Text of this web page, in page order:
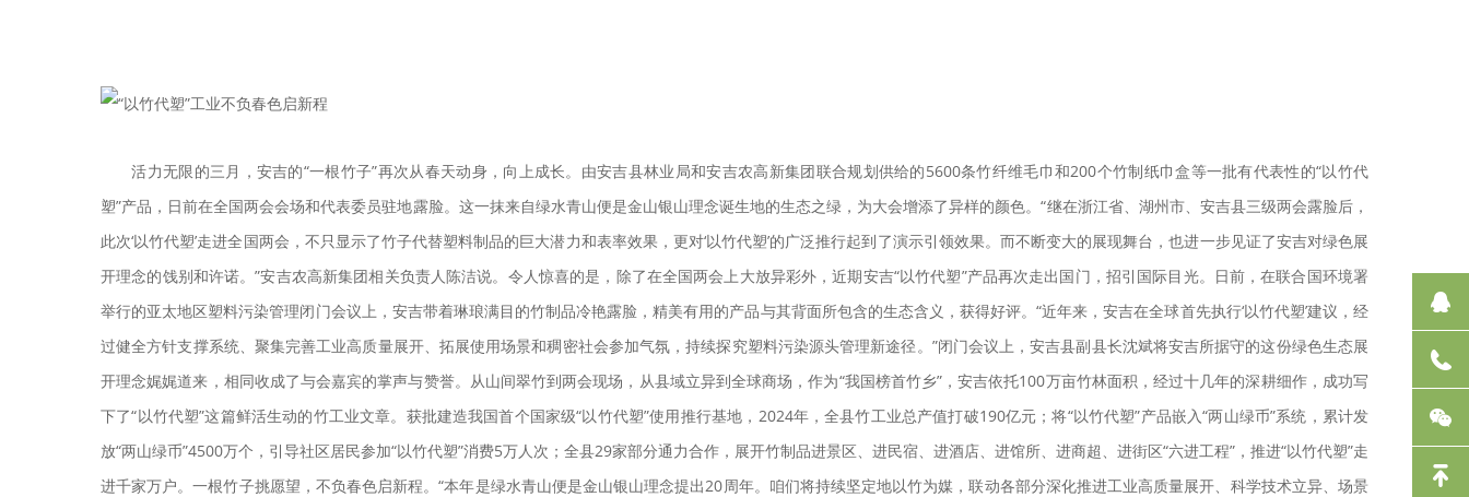
活力无限的三月，安吉的“一根竹子”再次从春天动身，向上成长。由安吉县林业局和安吉农高新集团联合规划供给的5600条竹纤维毛巾和200个竹制纸巾盒等一批有代表性的“以竹代
塑”产品，日前在全国两会会场和代表委员驻地露脸。这一抹来自绿水青山便是金山银山理念诞生地的生态之绿，为大会增添了异样的颜色。“继在浙江省、湖州市、安吉县三级两会露脸后，
此次‘以竹代塑’走进全国两会，不只显示了竹子代替塑料制品的巨大潜力和表率效果，更对‘以竹代塑’的广泛推行起到了演示引领效果。而不断变大的展现舞台，也进一步见证了安吉对绿色展
开理念的饯别和许诺。”安吉农高新集团相关负责人陈洁说。令人惊喜的是，除了在全国两会上大放异彩外，近期安吉“以竹代塑”产品再次走出国门，招引国际目光。日前，在联合国环境署
举行的亚太地区塑料污染管理闭门会议上，安吉带着琳琅满目的竹制品冷艳露脸，精美有用的产品与其背面所包含的生态含义，获得好评。“近年来，安吉在全球首先执行‘以竹代塑’建议，经
过健全方针支撑系统、聚集完善工业高质量展开、拓展使用场景和稠密社会参加气氛，持续探究塑料污染源头管理新途径。”闭门会议上，安吉县副县长沈斌将安吉所据守的这份绿色生态展
开理念娓娓道来，相同收成了与会嘉宾的掌声与赞誉。从山间翠竹到两会现场，从县域立异到全球商场，作为“我国榜首竹乡”，安吉依托100万亩竹林面积，经过十几年的深耕细作，成功写
下了“以竹代塑”这篇鲜活生动的竹工业文章。获批建造我国首个国家级“以竹代塑”使用推行基地，2024年，全县竹工业总产值打破190亿元；将“以竹代塑”产品嵌入“两山绿币”系统，累计发
放“两山绿币”4500万个，引导社区居民参加“以竹代塑”消费5万人次；全县29家部分通力合作，展开竹制品进景区、进民宿、进酒店、进馆所、进商超、进街区“六进工程”，推进“以竹代塑”走
进千家万户。一根竹子挑愿望，不负春色启新程。“本年是绿水青山便是金山银山理念提出20周年。咱们将持续坚定地以竹为媒，联动各部分深化推进工业高质量展开、科学技术立异、场景